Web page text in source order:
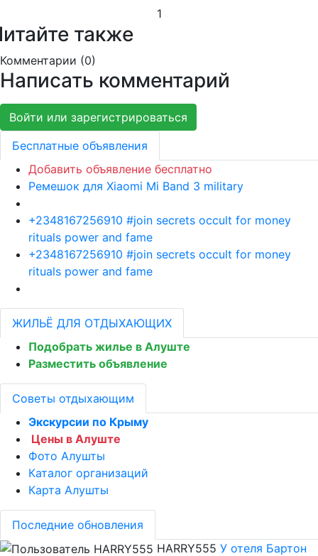
1
также
Комментарии (0)
Написать комментарий
Войти или зарегистрироваться
Бесплатные объявления
Добавить объявление бесплатно
Ремешок для Xiaomi Mi Band 3 military
+2348167256910 #join secrets occult for money
rituals power and fame
+2348167256910 #join secrets occult for money
rituals power and fame
ЖИЛЬЁ ДЛЯ ОТДЫХАЮЩИХ
Подобрать жилье в Алуште
Разместить объявление
Советы отдыхающим
Экскурсии по Крыму
Цены в Алуште
Фото Алушты
Каталог организаций
Карта Алушты
Последние обновления
HARRY555 У отеля Бартон